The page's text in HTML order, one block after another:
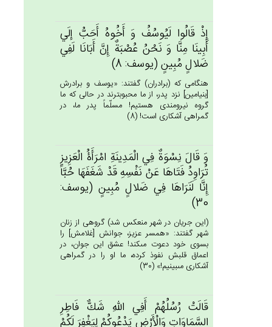
إِذْ قَالُوا لَيُوسُف‌ُ وَ أَخُوه‌ُ أَحَب‌ُّ إلَي‌
أَبِينَا مِنَّا وَ نَحْن‌ُ عُصْبَة‌ٌ إِن‌َّ أَبَانَا لَفِي‌
ضَلال‌ٍ مُبِين‌ٍ (يوسف: 8)
هنگامى كه (برادران) گفتند: «يوسف و برادرش
[بنيامين‏] نزد پدر، از ما محبوبترند در حالى كه ما
گروه نيرومندى هستيم! مسلّماً پدر ما، در
گمراهى آشكارى است! (8)
وَ قَال‌َ نِسْوَة‌ٌ فِي‌ الْمَدِينَة‌ِ امْرَأَۀُ الْعَزِيزِ
تُرَاوِدُ فَتَاهَا عَنْ‌ نَفْسِه‌ِ قَدْ شَغَفَهَا حُبَّاً
إِنَّا لَنَرَاهَا فِي‌ ضَلال‌ٍ مُبِين‌ٍ (يوسف:
30)
(اين جريان در شهر منعكس شد) گروهى از زنان
شهر گفتند: «همسر عزيز، جوانش [غلامش‏] را
بسوى خود دعوت مى‏كند! عشق اين جوان، در
اعماق قلبش نفوذ كرده، ما او را در گمراهى
آشكارى مى‏بينيم!» (30)
قَالَت‌ْ رُسُلُهُم‌ْ أَفِي‌ الله‌ِ شَك‌ٌّ فَاطِرِ
السَّمَاوَات‌ِ وَالْأَرْض‌ِ يَدْعُوكُم‌ْ لِيَغْفِرَ لَكُمْ‌